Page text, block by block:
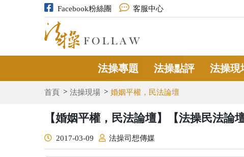
Facebook粉絲團 客服中心
法操專題 法操點評 法操現
首頁 法操現場 婚姻平權，民法論壇
【婚姻平權，民法論壇】【法操民法論
2017-03-09 法操司想傳媒